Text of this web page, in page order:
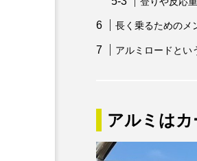
長く乗るためのメ
アルミロードとい
アルミは